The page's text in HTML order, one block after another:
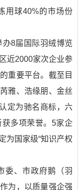
用球40%的市场份
8届国际羽绒博览
近2000家次企业参
重要平台。截至目
雅、浩缘朋、金丝
定为驰名商标，六
获多项荣誉。5家企
为国家级“知识产权
委、市政府鹅（羽
为，以质量强企强